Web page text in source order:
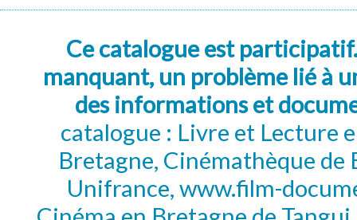
Ce catalogue est
manquant, un problème lié à
des informations et
catalogue : Livre et Lecture
Bretagne, Cinémathèque de
Unifrance, www.film-